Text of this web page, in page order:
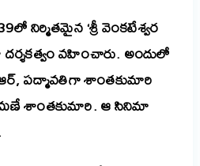
నిర్మితమైన ‘శ్రీ వెంకటేశ్వర
వహించారు. అందులో
పద్మావతిగా శాంతకుమారి
శాంతకుమారి. ఆ సినిమా